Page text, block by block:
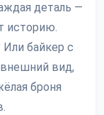
деталь —
историю.
байкер с
вид,
броня